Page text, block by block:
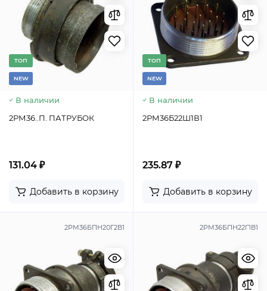
TОП
NEW
В наличии
2РМ36..П. ПАТРУБОК
131.04 ₽
Добавить в корзину
TОП
NEW
В наличии
2РМ36Б22Ш1В1
235.87 ₽
Добавить в корзину
2РМ36БПН20Г2В1 2РМ36БПН22Г1В1